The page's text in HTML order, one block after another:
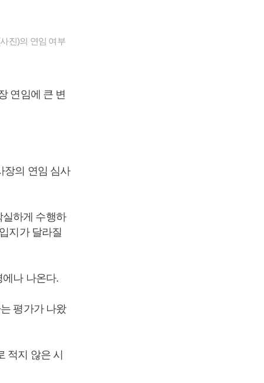
진)의 연임 여부
연임에 큰 변
장의 연임 심사
하게 수행하
지가 달라질
나 나온다.
평가가 나왔
적지 않은 시